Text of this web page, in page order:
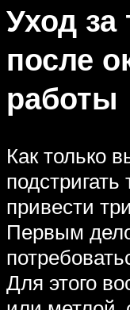
Уход
после
работы
Как только
подстригать
привести
Первым
Для этого